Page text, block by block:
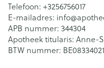
Telefoon: +3256756017
E-mailadres: info@
APB nummer: 344304
Apotheek titularis: Anne-
BTW nummer: